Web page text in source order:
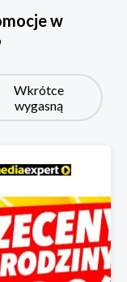
w
Wkrótce
wygasną